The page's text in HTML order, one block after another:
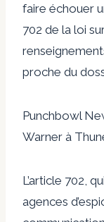
faire échouer
702 de la loi
proche du
Punchbowl
Warner à
L’article 702,
agences